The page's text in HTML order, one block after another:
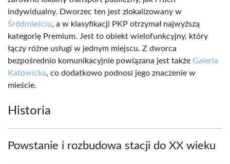
indywidualny. Dworzec ten jest zlokalizowany w
Śródmieściu, a w klasyfikacji PKP otrzymał najwyższą
kategorię Premium. Jest to obiekt wielofunkcyjny, który
łączy różne usługi w jednym miejscu. Z dworca
bezpośrednio komunikacyjnie powiązana jest także Galeria
Katowicka, co dodatkowo podnosi jego znaczenie w
mieście.
Historia
Powstanie i rozbudowa stacji do XX wieku